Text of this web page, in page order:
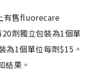
有售fluorecare
劑獨立包裝為1個單
為1個單位每劑$15。
結果。